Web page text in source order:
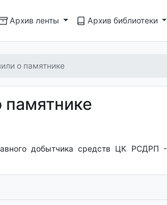
Архив ленты Архив библиотеки
о памятнике
добытчика средств ЦК РСДРП